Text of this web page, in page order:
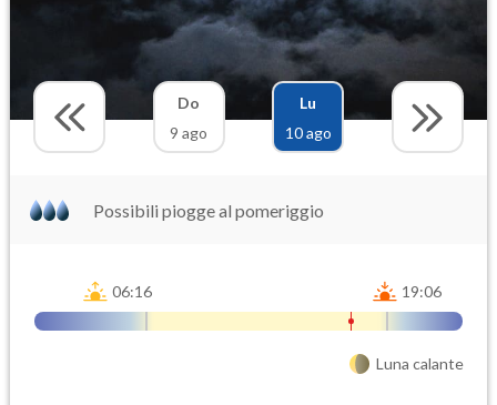
Do
9 ago
Lu
10 ago
Possibili piogge al pomeriggio
06:16 19:06
Luna calante